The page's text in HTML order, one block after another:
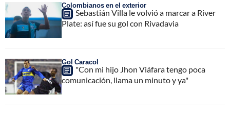
Colombianos en el exterior
Sebastián Villa le volvió a marcar a River
Plate: así fue su gol con Rivadavia
Gol Caracol
"Con mi hijo Jhon Viáfara tengo poca
comunicación, llama un minuto y ya"